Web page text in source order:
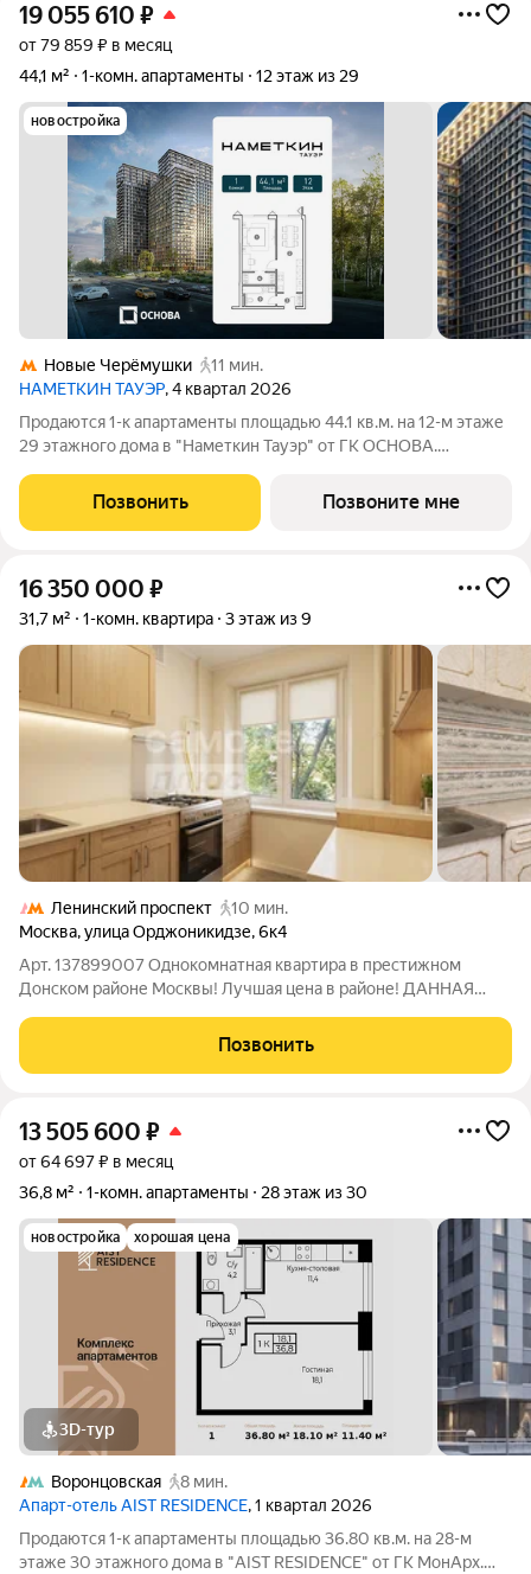
19 055 610 ₽
от 79 859 ₽ в месяц
44,1 м²
1-комн. апартаменты 12 этаж из 29
новостройка
Новые Черёмушки
11 мин.
НАМЕТКИН ТАУЭР, 4 квартал 2026
Продаются 1-к апартаменты площадью 44.1 кв.м. на 12-м этаже
29 этажного дома в "Наметкин Тауэр" от ГК ОСНОВА.
обслуживанием, располагается в районе Черёмушки на Юго-
Западе Москвы. Архитектура от
Позвонить Позвоните мне
16 350 000 ₽
31,7 м² 1-комн. квартира 3 этаж из 9
Ленинский проспект
10 мин.
Москва,улица Орджоникидзе,6к4
Арт. 137899007 Однокомнатная квартира в престижном
Донском районе Москвы! Лучшая цена в районе! ДАННАЯ
ПРОГРАММУ ОДОБРЕНИЯ ИПОТЕКИ ОТ 12,25 % на весь
период. Отличный вариант для тех, кто хочет жить в
Позвонить
13 505 600 ₽
от 64 697 ₽ в месяц
36,8 м²
1-комн. апартаменты 28 этаж из 30
новостройка хорошая цена
3D-тур
Воронцовская
8 мин.
Апарт-отель AIST RESIDENCE, 1 квартал 2026
Продаются 1-к апартаменты площадью 36.80 кв.м. на 28-м
этаже 30 этажного дома в "AIST RESIDENCE" от ГК МонАрх.